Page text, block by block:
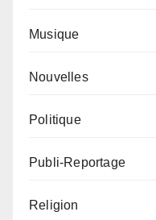
Musique
Nouvelles
Politique
Publi-Reportage
Religion